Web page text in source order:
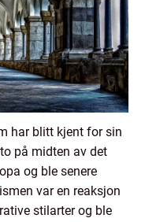
har blitt kjent for sin
på midten av det
og ble senere
var en reaksjon
stilarter og ble